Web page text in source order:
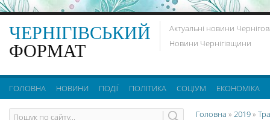
ЧЕРНІГІВСЬКИЙ
ФОРМАТ
Актуальні новини
Новини Чернігівщини
ГОЛОВНА НОВИНИ ПОДІЇ ПОЛІТИКА СОЦІУМ ЕКОНОМІКА
Головна » 2019»